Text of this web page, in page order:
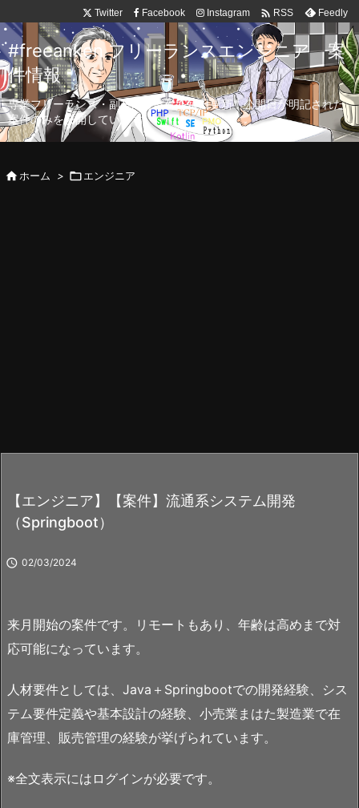
Twitter Facebook Instagram  RSS Feedly
#freeanken フリーランスエンジニア 案
件情報
専業フリーランス・副業向け案件を毎日更新！公開日が明記された
案件のみを公開しています。
ホーム > エンジニア
【エンジニア】【案件】流通系システム開発
（Springboot）
 02/03/2024
来月開始の案件です。リモートもあり、年齢は高めまで対
応可能になっています。
人材要件としては、Java＋Springbootでの開発経験、シス
テム要件定義や基本設計の経験、小売業まはた製造業で在
庫管理、販売管理の経験が挙げられています。
※全文表示にはログインが必要です。